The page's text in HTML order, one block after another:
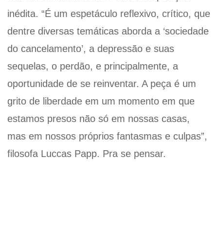
inédita. “É um espetáculo reflexivo, crítico, que
dentre diversas temáticas aborda a ‘sociedade
do cancelamento’, a depressão e suas
sequelas, o perdão, e principalmente, a
oportunidade de se reinventar. A peça é um
grito de liberdade em um momento em que
estamos presos não só em nossas casas,
mas em nossos próprios fantasmas e culpas”,
filosofa Luccas Papp. Pra se pensar.